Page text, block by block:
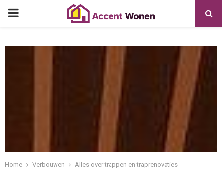
PRIMARY
Home Verbouwen Alles over trappen en traprenovaties